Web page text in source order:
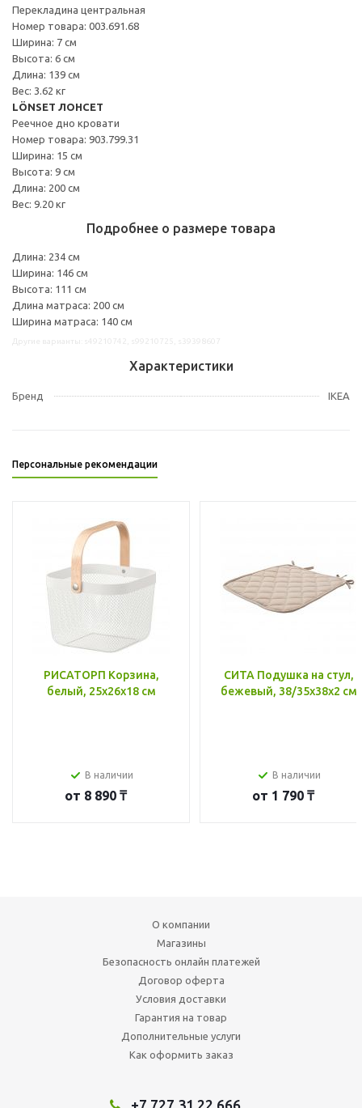
Перекладина центральная
Номер товара: 003.691.68
Ширина: 7 см
Высота: 6 см
Длина: 139 см
Вес: 3.62 кг
LÖNSET ЛОНСЕТ
Реечное дно кровати
Номер товара: 903.799.31
Ширина: 15 см
Высота: 9 см
Длина: 200 см
Вес: 9.20 кг
Подробнее о размере товара
Длина: 234 см
Ширина: 146 см
Высота: 111 см
Длина матраса: 200 см
Ширина матраса: 140 см
Характеристики
Бренд IKEA
Персональные рекомендации
РИСАТОРП Корзина,
белый, 25x26x18 см
В наличии
от 8 890 ₸
СИТА Подушка на стул,
бежевый, 38/35x38x2 см
В наличии
от 1 790 ₸
О компании
Магазины
Безопасность онлайн платежей
Договор оферта
Условия доставки
Гарантия на товар
Дополнительные услуги
Как оформить заказ
+7 727 31 22 666